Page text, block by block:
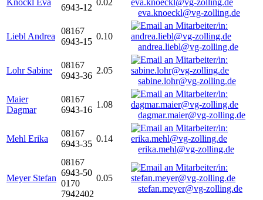
Knöckl Eva
6943-12
0.02
eva.knoeckl@vg-zolling.de
Liebl Andrea
08167
6943-15
0.10
andrea.liebl@vg-zolling.de
Lohr Sabine
08167
6943-36
2.05
sabine.lohr@vg-zolling.de
Maier
Dagmar
08167
6943-16
1.08
dagmar.maier@vg-zolling.de
Mehl Erika
08167
6943-35
0.14
erika.mehl@vg-zolling.de
Meyer Stefan
08167
6943-50
0170
7942402
0.05
stefan.meyer@vg-zolling.de